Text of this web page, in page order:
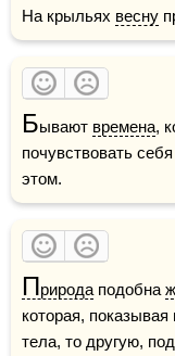
На крыльях весну
Бывают времена,
почувствовать себя
этом.
Природа подобна
которая,
тела, то другую,